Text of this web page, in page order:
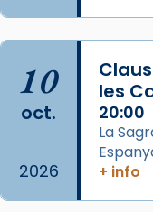
frare Joan
que les santes
Mataró en
Foto
View on Facebook ·
10
oct.
2026
les
20:00
La
+ info